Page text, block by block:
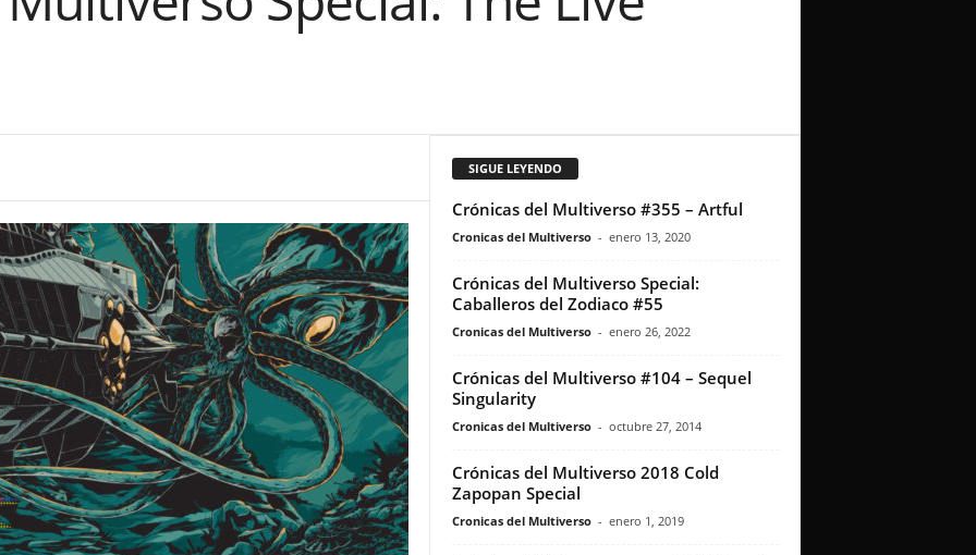
SIGUE LEYENDO
Crónicas del Multiverso #355 – Artful
Cronicas del Multiverso - enero 13, 2020
Crónicas del Multiverso Special:
Caballeros del Zodiaco #55
Cronicas del Multiverso - enero 26, 2022
Crónicas del Multiverso #104 – Sequel
Singularity
Cronicas del Multiverso - octubre 27, 2014
Crónicas del Multiverso 2018 Cold
Zapopan Special
Cronicas del Multiverso - enero 1, 2019